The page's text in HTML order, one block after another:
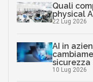
Quali
physical
22 Lug 2026
AI in
sicurezza
10 Lug 2026